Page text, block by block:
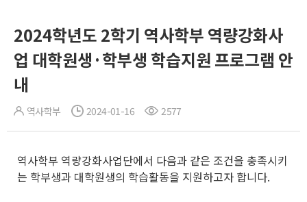
2024학년도 2학기 역사학부 역량강화사
업 대학원생·학부생 학습지원 프로그램 안
내
역사학부 2024-01-16 2577
역사학부 역량강화사업단에서 다음과 같은 조건을 충족시키
는 학부생과 대학원생의 학습활동을 지원하고자 합니다.